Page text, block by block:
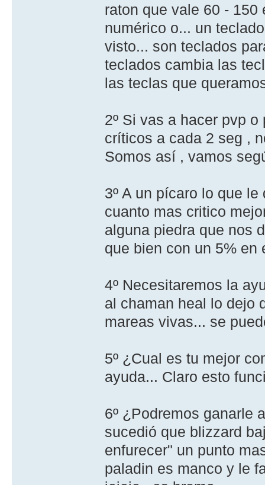
raton que vale 60 - 150
numérico o... un
visto... son teclados
teclados cambia las
las teclas que
2º Si vas a hacer pvp
críticos a cada 2 seg ,
Somos así , vamos
3º A un pícaro lo que
cuanto mas critico
alguna piedra que nos
que bien con un 5% en
4º Necesitaremos la
al chaman heal lo dejo
mareas vivas... se
5º ¿Cual es tu mejor
ayuda... Claro esto
6º ¿Podremos ganarle
sucedió que blizzard
enfurecer" un punto
paladin es manco y le